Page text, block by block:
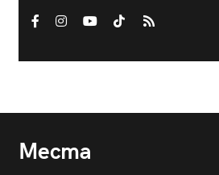
Места